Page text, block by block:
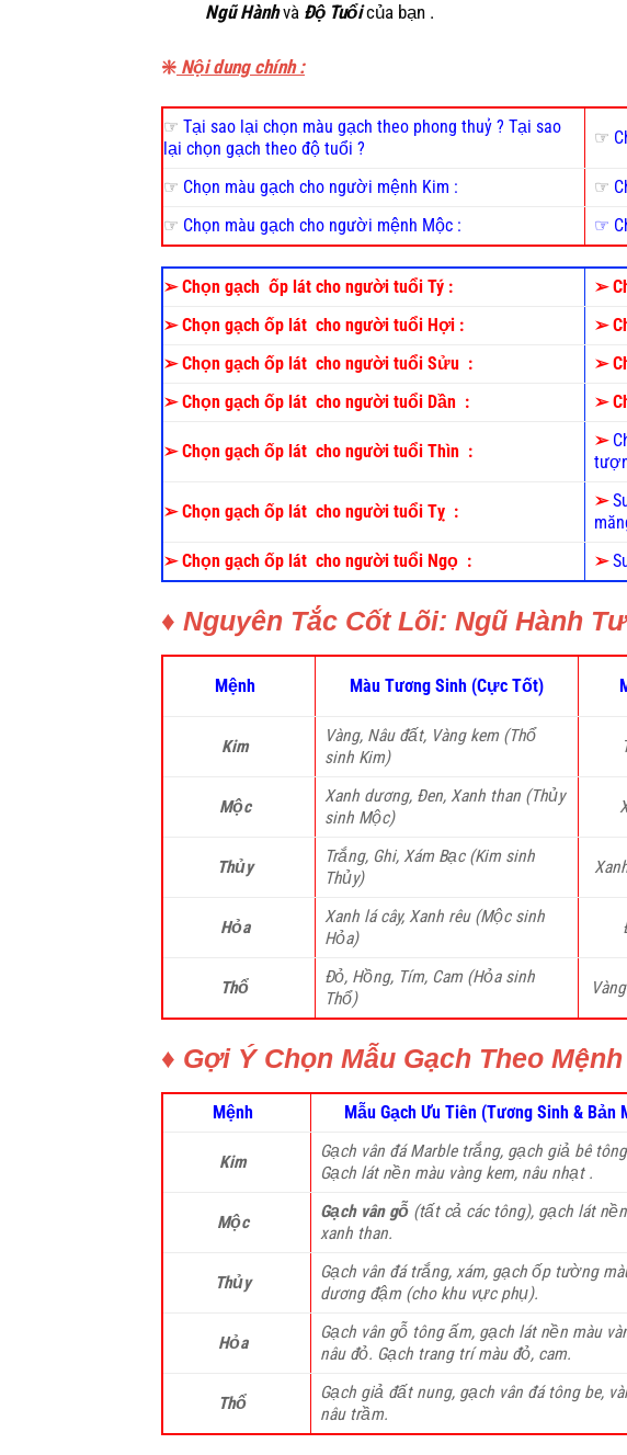
Ngũ Hànhvà Độ Tuổicủa bạn .
❇️ Nội dung chính :
☞ Tại sao lại chọn màu gạch theo phong thuỷ ? Tại sao
lại chọn gạch theo độ tuổi ?
☞
☞ Chọn màu gạch cho người mệnh Kim : ☞
☞ Chọn màu gạch cho người mệnh Mộc : ☞
➢Chọn gạch ốp lát cho người tuổi Tý : ➢
➢ Chọn gạch ốp lát cho người tuổi Hợi : ➢
➢ Chọn gạch ốp lát cho người tuổi Sửu : ➢
➢ Chọn gạch ốp lát cho người tuổi Dần : ➢
➢ Chọn gạch ốp lát cho người tuổi Thìn :
➢
➢ Chọn gạch ốp lát cho người tuổi Tỵ :
➢
➢ Chọn gạch ốp lát cho người tuổi Ngọ : ➢
♦ Nguyên Tắc Cốt Lõi: Ngũ Hành
Mệnh Màu Tương Sinh (Cực Tốt)
Kim
Vàng, Nâu đất, Vàng kem (Thổ
sinh Kim)
Mộc
Xanh dương, Đen, Xanh than (Thủy
sinh Mộc)
Thủy
Trắng, Ghi, Xám Bạc (Kim sinh
Thủy)
Hỏa
Xanh lá cây, Xanh rêu (Mộc sinh
Hỏa)
Thổ
Đỏ, Hồng, Tím, Cam (Hỏa sinh
Thổ)
♦ Gợi Ý Chọn Mẫu Gạch Theo
Mệnh Mẫu Gạch Ưu Tiên (Tương Sinh & Bản
Kim
Gạch vân đá Marble trắng, gạch giả bê
Gạch lát nền màu vàng kem, nâu nhạt .
Mộc
Gạch vân gỗ(tất cả các tông), gạch lát nền
xanh than.
Thủy
Gạch vân đá trắng, xám, gạch ốp tường
dương đậm (cho khu vực phụ).
Hỏa
Gạch vân gỗ tông ấm, gạch lát nền màu
nâu đỏ. Gạch trang trí màu đỏ, cam.
Thổ
Gạch giả đất nung, gạch vân đá tông be,
nâu trầm.